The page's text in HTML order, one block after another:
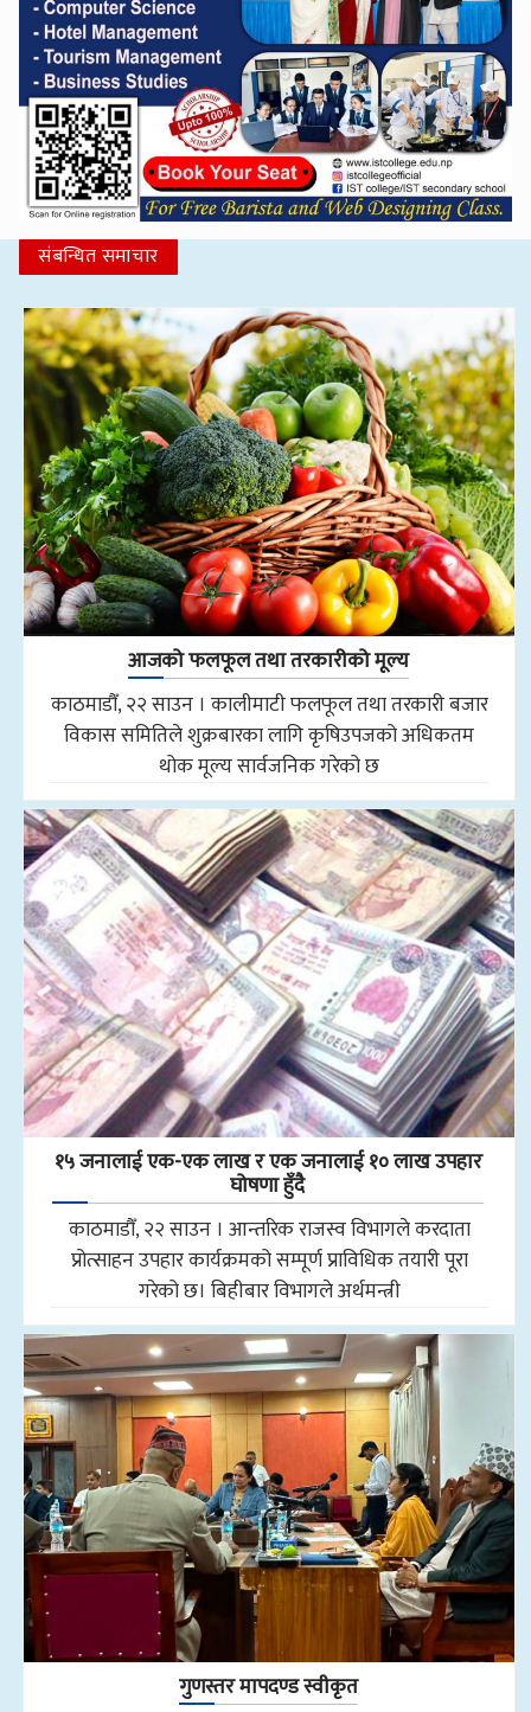
संबन्धित समाचार
आजको फलफूल तथा तरकारीको मूल्य
काठमाडौँ, २२ साउन । कालीमाटी फलफूल तथा तरकारी बजार
विकास समितिले शुक्रबारका लागि कृषिउपजको अधिकतम
थोक मूल्य सार्वजनिक गरेको छ
१५ जनालाई एक-एक लाख र एक जनालाई १० लाख उपहार
घोषणा हुँदै
काठमाडौँ, २२ साउन । आन्तरिक राजस्व विभागले करदाता
प्रोत्साहन उपहार कार्यक्रमको सम्पूर्ण प्राविधिक तयारी पूरा
गरेको छ। बिहीबार विभागले अर्थमन्त्री
गुणस्तर मापदण्ड स्वीकृत